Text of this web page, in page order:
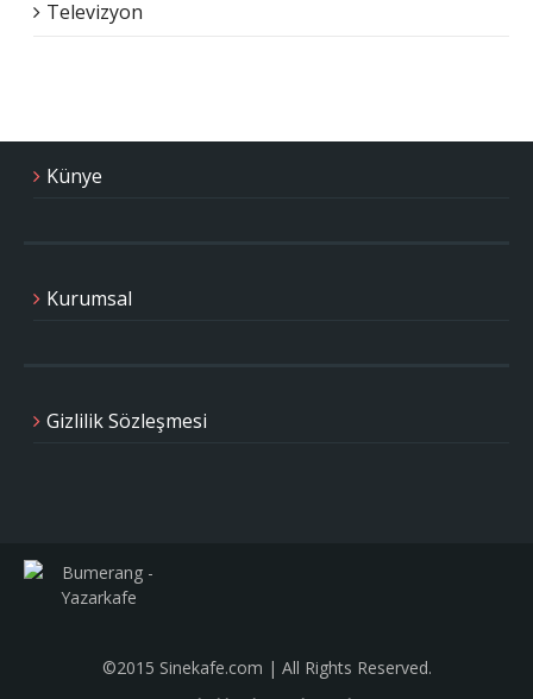
Televizyon
Künye
Kurumsal
Gizlilik Sözleşmesi
©2015 Sinekafe.com | All Rights Reserved.